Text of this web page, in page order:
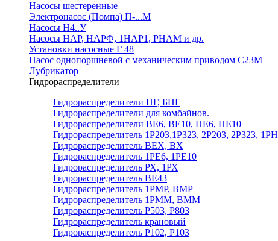
Насосы шестеренные
Электронасос (Помпа) П-...М
Насосы Н4..У
Насосы НАР, НАРФ, 1НАР1, РНАМ и др.
Установки насосные Г 48
Насос однопоршневой с механическим приводом С23М
Лубрикатор
Гидрораспределители
Гидрораспределители ПГ, БПГ
Гидрораспределители для комбайнов.
Гидрораспределители ВЕ6, ВЕ10, ПЕ6, ПЕ10
Гидрораспределитель 1Р203,1Р323, 2Р203, 2Р323, 1РН
Гидрораспределитель ВЕХ, ВХ
Гидрораспределитель 1РЕ6, 1РЕ10
Гидрораспределитель РХ, 1РХ
Гидрораспределитель ВЕ43
Гидрораспределитель 1РМР, ВМР
Гидрораспределитель 1РММ, ВММ
Гидрораспределитель Р503, Р803
Гидрораспределитель крановый
Гидрораспределитель Р102, Р103